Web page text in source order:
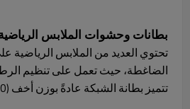
بطانات وحشوات الملابس
تحتوي العديد من الملابس الرياضية
الضاغطة، حيث تعمل على تنظيم
تتميز بطانة الشبكة عادةً بوزن أخف (60-90 جرامًا للمتر المربع) من الشبكة الخارجية، مما يوفر التهوية دون المساس بشكل الملابس أو إضافة وزن غير ضروري.